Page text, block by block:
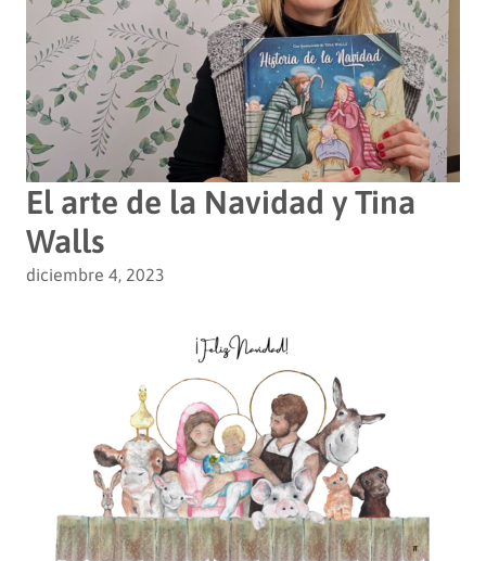
El arte de la Navidad y Tina
Walls
diciembre 4, 2023